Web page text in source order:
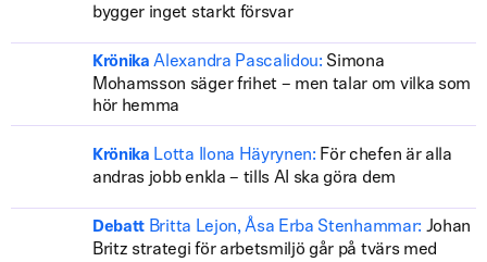
bygger inget starkt försvar
Krönika Alexandra Pascalidou: Simona
Mohamsson säger frihet – men talar om vilka som
hör hemma
Krönika Lotta Ilona Häyrynen: För chefen är alla
andras jobb enkla – tills AI ska göra dem
Debatt Britta Lejon, Åsa Erba Stenhammar: Johan
Britz strategi för arbetsmiljö går på tvärs med